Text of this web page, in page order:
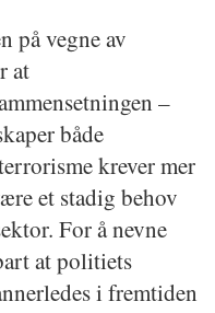
på vegne av
at
–
både
krever mer
et stadig behov
For å nevne
at politiets
i fremtiden